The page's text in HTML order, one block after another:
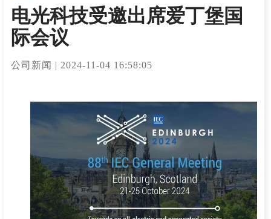
电光科技受邀出席爱丁堡国
际会议
公司新闻 | 2024-11-04 16:58:05